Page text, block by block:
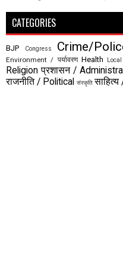
CATEGORIES
BJP Congress Crime/
Environment / पर्यावरण Health
Religion प्रशासन /
राजनीति / Political संस्कृति